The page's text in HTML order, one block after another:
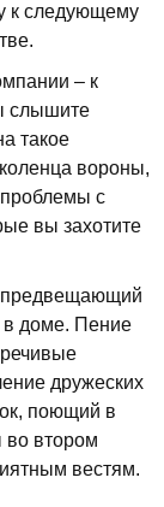
к следующему
– к
слышите
такое
вороны,
проблемы с
вы захотите
предвещающий
в доме. Пение
дружеских
поющий в
во втором
вестям.